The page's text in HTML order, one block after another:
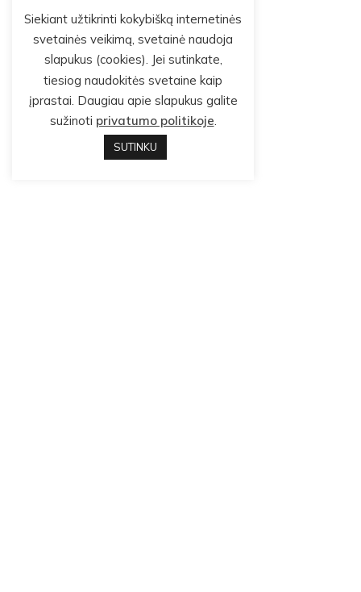
Siekiant užtikrinti kokybišką internetinės
svetainės veikimą, svetainė naudoja
slapukus (cookies). Jei sutinkate,
tiesiog naudokitės svetaine kaip
įprastai. Daugiau apie slapukus galite
sužinoti privatumo politikoje.
SUTINKU